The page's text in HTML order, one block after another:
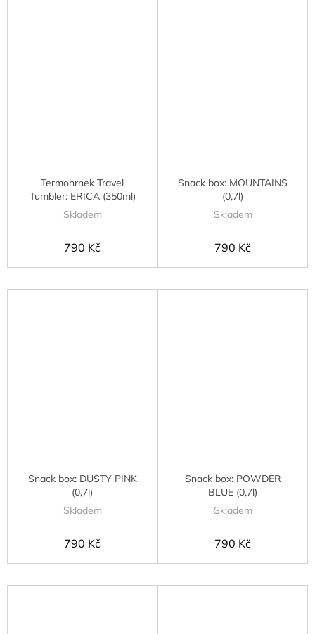
Termohrnek Travel
Tumbler: ERICA (350ml)
Skladem
790 Kč
Snack box: MOUNTAINS
(0,7l)
Skladem
790 Kč
Snack box: DUSTY PINK
(0,7l)
Skladem
790 Kč
Snack box: POWDER
BLUE (0,7l)
Skladem
790 Kč